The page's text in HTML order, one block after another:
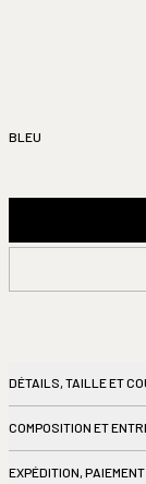
BLEU
DÉTAILS, TAILLE ET
COMPOSITION ET
EXPÉDITION,